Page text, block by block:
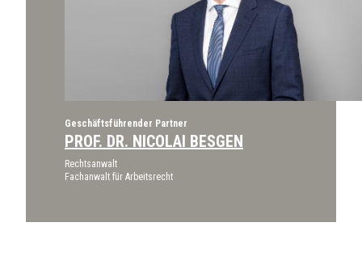
Geschäftsführender Partner
PROF. DR. NICOLAI BESGEN
Rechtsanwalt
Fachanwalt für Arbeitsrecht